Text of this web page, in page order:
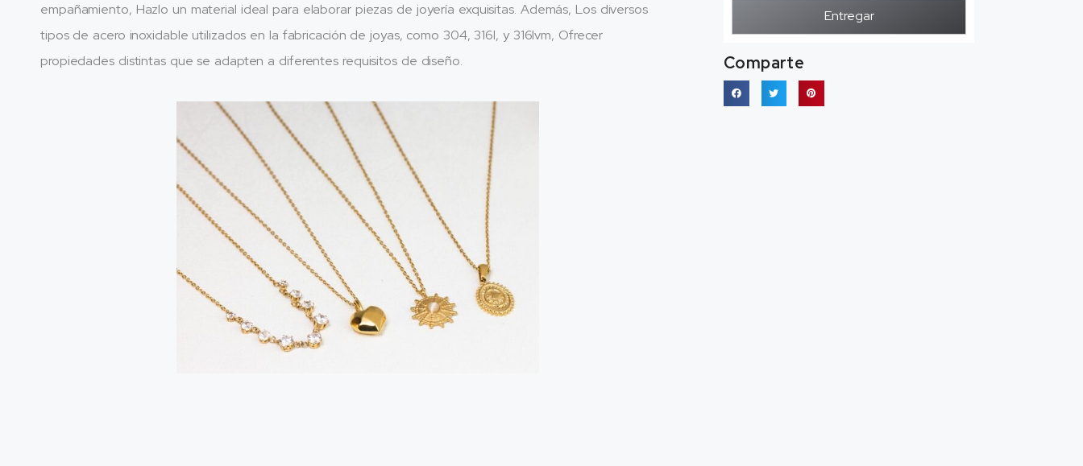
empañamiento, Hazlo un material ideal para elaborar piezas de joyería exquisitas. Además, Los diversos
tipos de acero inoxidable utilizados en la fabricación de joyas, como 304, 316l, y 316lvm, Ofrecer
propiedades distintas que se adapten a diferentes requisitos de diseño.
Entregar
Comparte